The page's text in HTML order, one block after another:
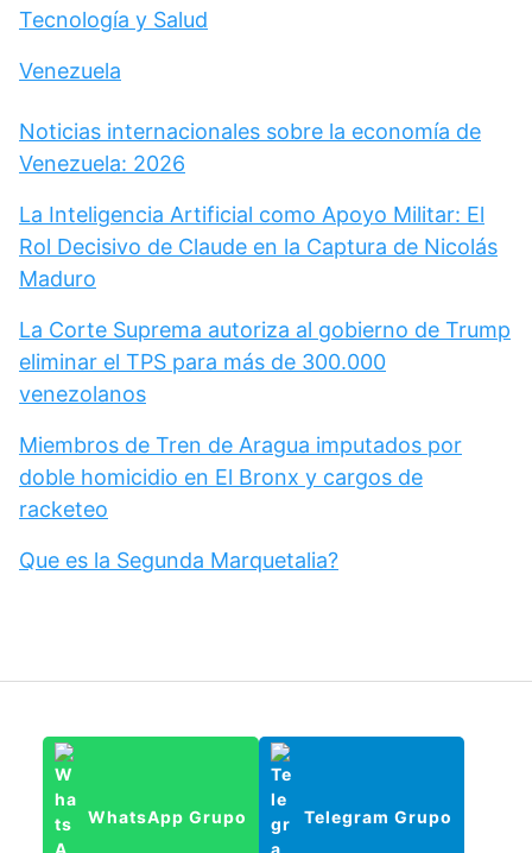
Tecnología y Salud
Venezuela
Noticias internacionales sobre la economía de
Venezuela: 2026
La Inteligencia Artificial como Apoyo Militar: El
Rol Decisivo de Claude en la Captura de Nicolás
Maduro
La Corte Suprema autoriza al gobierno de Trump
eliminar el TPS para más de 300.000
venezolanos
Miembros de Tren de Aragua imputados por
doble homicidio en El Bronx y cargos de
racketeo
Que es la Segunda Marquetalia?
WhatsApp Grupo Telegram Grupo